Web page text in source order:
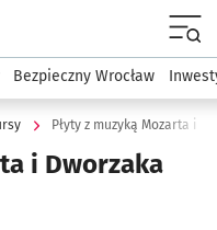
Dla mieszkańca
Bezpieczny Wrocław
Płyty z muzyką Mozarta i
i Dworzaka